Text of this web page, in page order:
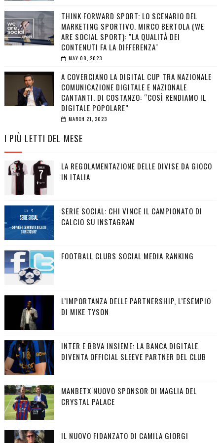
THINK FORWARD SPORT: LO SCENARIO DEL
MARKETING SPORTIVO. MIRCO BERTOLA (WE
ARE SOCIAL SPORT): "LA QUALITÀ DEI
CONTENUTI FA LA DIFFERENZA"
MAY 08, 2023
A COVERCIANO LA DIGITAL CUP TRA NAZIONALE
COMUNICAZIONE DIGITALE E NAZIONALE
CANTANTI. DI COSTANZO: “COSÌ RENDIAMO IL
DIGITALE POPOLARE”
MARCH 21, 2023
I PIÙ LETTI DEL MESE
LA REGOLAMENTAZIONE DELLE DIVISE DA GIOCO
IN ITALIA
SERIE SOCIAL: CHI VINCE IL CAMPIONATO DI
CALCIO SU INSTAGRAM
FOOTBALL CLUBS SOCIAL MEDIA RANKING
L’IMPORTANZA DELLE PARTNERSHIP, L’ESEMPIO
DI MIKE TYSON
INTER E BBVA INSIEME: LA BANCA DIGITALE
DIVENTA OFFICIAL SLEEVE PARTNER DEL CLUB
MANBETX NUOVO SPONSOR DI MAGLIA DEL
CRYSTAL PALACE
IL NUOVO FIDANZATO DI CAMILA GIORGI